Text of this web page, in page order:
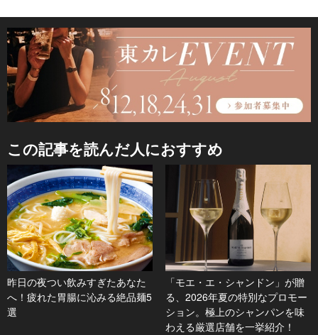
この記事を読んだ人におすすめ
昨日の夜つい飲みすぎたあなた
へ！疲れた胃腸に沁みる絶品麺5
選
「モエ・エ・シャンドン」が贈
る、2026年夏の特別なプロモー
ション。極上のシャンパンを味
わえる厳選店舗を一挙紹介！